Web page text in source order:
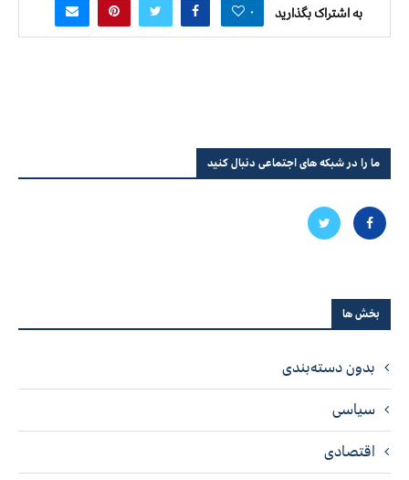
به اشتراک بگذارید ۰
ما را در شبکه های اجتماعی دنبال کنید
بخش ها
بدون دسته‌بندی
سیاسی
اقتصادی